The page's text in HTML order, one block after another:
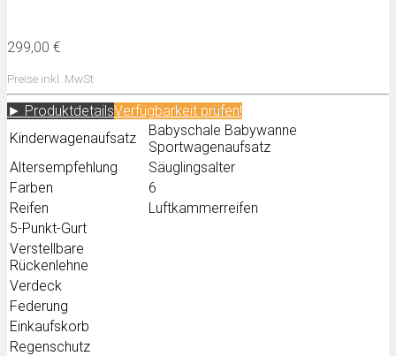
299,00 €
Preise inkl. MwSt
► ProduktdetailsVerfügbarkeit prüfen!
Kinderwagenaufsatz
Babyschale Babywanne
Sportwagenaufsatz
Altersempfehlung
Säuglingsalter
Farben
6
Reifen
Luftkammerreifen
5-Punkt-Gurt
Verstellbare
Rückenlehne
Verdeck
Federung
Einkaufskorb
Regenschutz